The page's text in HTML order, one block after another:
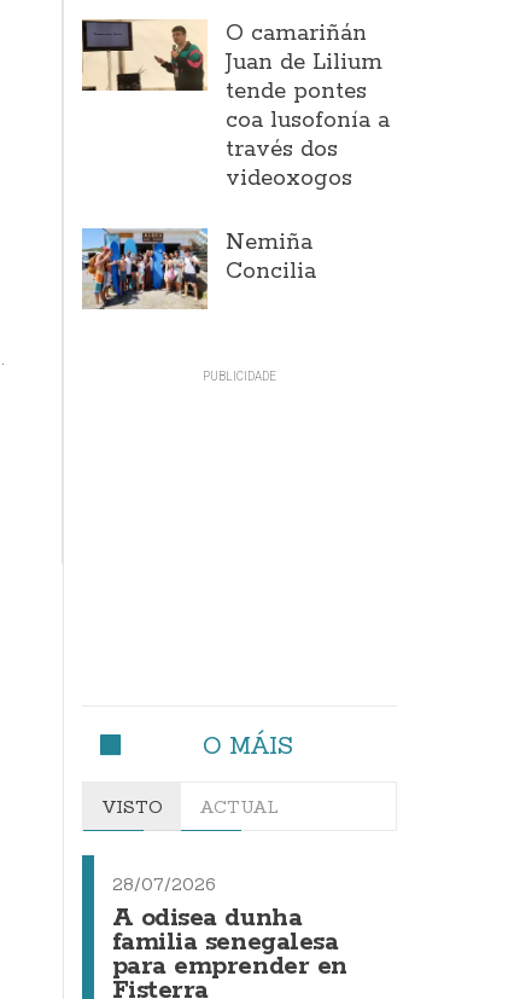
.
O camariñán
Juan de Lilium
tende pontes
coa lusofonía a
través dos
videoxogos
Nemiña
Concilia
O MÁIS
VISTO ACTUAL
28/07/2026
A odisea dunha
familia senegalesa
para emprender en
Fisterra